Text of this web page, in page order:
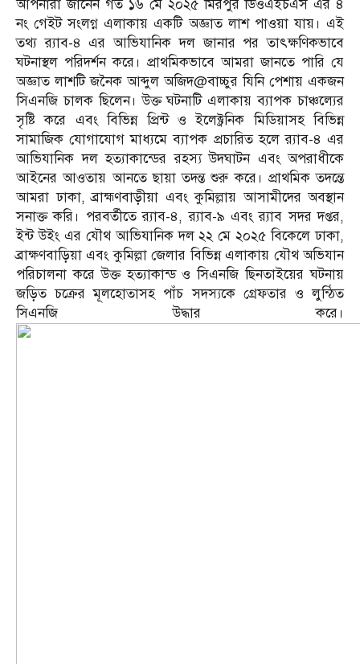
আপনারা জানেন গত ১৬ মে ২০২৫ মিরপুর ডিওএইচএস এর ৪
নং গেইট সংলগ্ন এলাকায় একটি অজ্ঞাত লাশ পাওয়া যায়। এই
তথ্য র‌্যাব-৪ এর আভিযানিক দল জানার পর তাৎক্ষণিকভাবে
ঘটনাস্থল পরিদর্শন করে। প্রাথমিকভাবে আমরা জানতে পারি যে
অজ্ঞাত লাশটি জনৈক আব্দুল অজিদ@বাচ্চুর যিনি পেশায় একজন
সিএনজি চালক ছিলেন। উক্ত ঘটনাটি এলাকায় ব্যাপক চাঞ্চল্যের
সৃষ্টি করে এবং বিভিন্ন প্রিন্ট ও ইলেক্ট্রনিক মিডিয়াসহ বিভিন্ন
সামাজিক যোগাযোগ মাধ্যমে ব্যাপক প্রচারিত হলে র‌্যাব-৪ এর
আভিযানিক দল হত্যাকান্ডের রহস্য উদঘাটন এবং অপরাধীকে
আইনের আওতায় আনতে ছায়া তদন্ত শুরু করে। প্রাথমিক তদন্তে
আমরা ঢাকা, ব্রাহ্মণবাড়ীয়া এবং কুমিল্লায় আসামীদের অবস্থান
সনাক্ত করি। পরবর্তীতে র‌্যাব-৪, র‌্যাব-৯ এবং র‌্যাব সদর দপ্তর,
ইন্ট উইং এর যৌথ আভিযানিক দল ২২ মে ২০২৫ বিকেলে ঢাকা,
ব্রাক্ষণবাড়িয়া এবং কুমিল্লা জেলার বিভিন্ন এলাকায় যৌথ অভিযান
পরিচালনা করে উক্ত হত্যাকান্ড ও সিএনজি ছিনতাইয়ের ঘটনায়
জড়িত চক্রের মূলহোতাসহ পাঁচ সদস্যকে গ্রেফতার ও লুন্ঠিত
সিএনজি উদ্ধার করে।